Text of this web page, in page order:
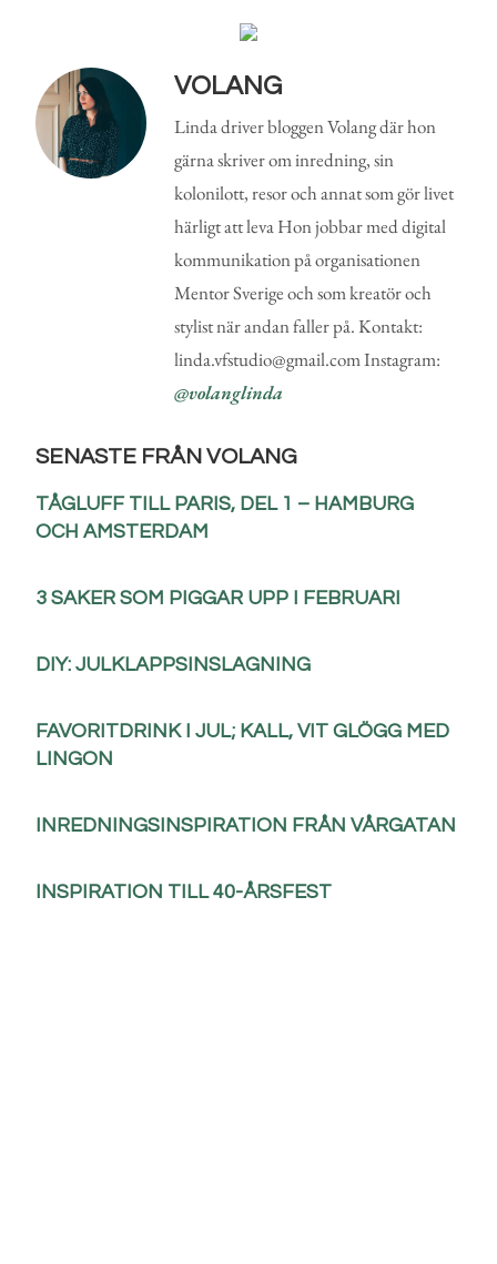
VOLANG
Linda driver bloggen Volang där hon
gärna skriver om inredning, sin
kolonilott, resor och annat som gör livet
härligt att leva Hon jobbar med digital
kommunikation på organisationen
Mentor Sverige och som kreatör och
stylist när andan faller på. Kontakt:
linda.vfstudio@gmail.com Instagram:
@volanglinda
SENASTE FRÅN VOLANG
TÅGLUFF TILL PARIS, DEL 1 – HAMBURG
OCH AMSTERDAM
3 SAKER SOM PIGGAR UPP I FEBRUARI
DIY: JULKLAPPSINSLAGNING
FAVORITDRINK I JUL; KALL, VIT GLÖGG MED
LINGON
INREDNINGSINSPIRATION FRÅN VÅRGATAN
INSPIRATION TILL 40-ÅRSFEST